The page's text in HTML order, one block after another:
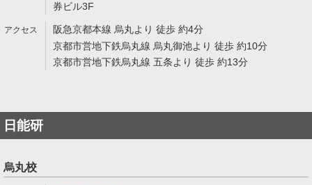
券ビル3F
阪急京都本線 烏丸より 徒歩 約4分
京都市営地下鉄烏丸線 烏丸御池より 徒歩 約10分
京都市営地下鉄烏丸線 五条より 徒歩 約13分
日能研
烏丸校